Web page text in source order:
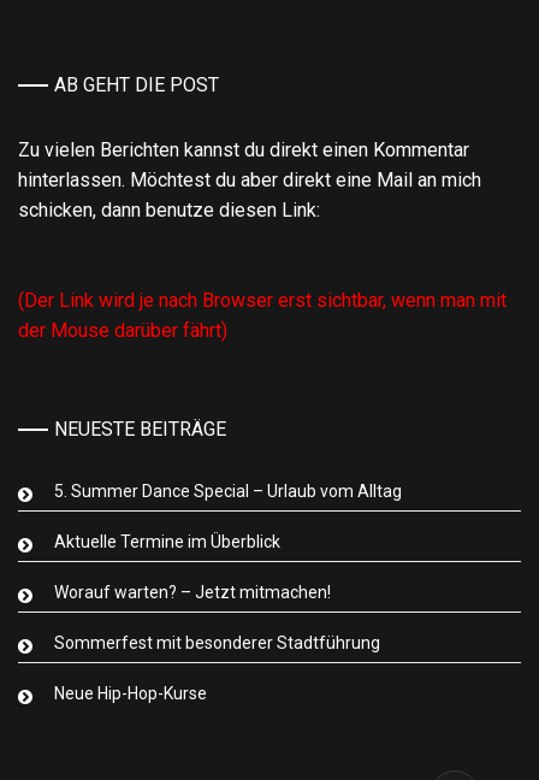
AB GEHT DIE POST
Zu vielen Berichten kannst du direkt einen Kommentar
hinterlassen. Möchtest du aber direkt eine Mail an mich
schicken, dann benutze diesen Link:
(Der Link wird je nach Browser erst sichtbar, wenn man mit
der Mouse darüber fährt)
NEUESTE BEITRÄGE
5. Summer Dance Special – Urlaub vom Alltag
Aktuelle Termine im Überblick
Worauf warten? – Jetzt mitmachen!
Sommerfest mit besonderer Stadtführung
Neue Hip-Hop-Kurse